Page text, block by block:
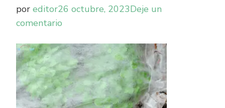
por editor26 octubre, 2023Deje un
comentario
térmica